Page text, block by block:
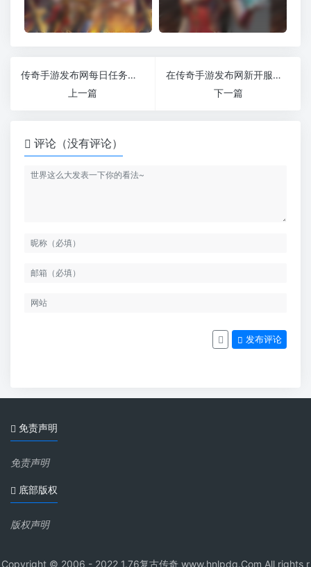
传奇手游发布网每日任务为什么是必做任务
上一篇
在传奇手游发布网新开服里玩后期职业要怎么成长
下一篇
评论（没有评论）
发布评论
免责声明
免责声明
底部版权
版权声明
Copyright © 2006 - 2022 1.76复古传奇 www.hnlpdq.Com All rights r